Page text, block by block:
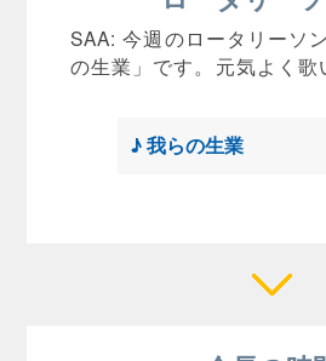
SAA: 今週のロータリーソ
の生業」です。元気よく歌
♪ 我らの生業